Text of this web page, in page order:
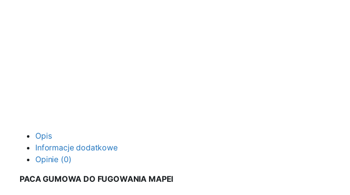
Opis
Informacje dodatkowe
Opinie (0)
PACA GUMOWA DO FUGOWANIA MAPEI